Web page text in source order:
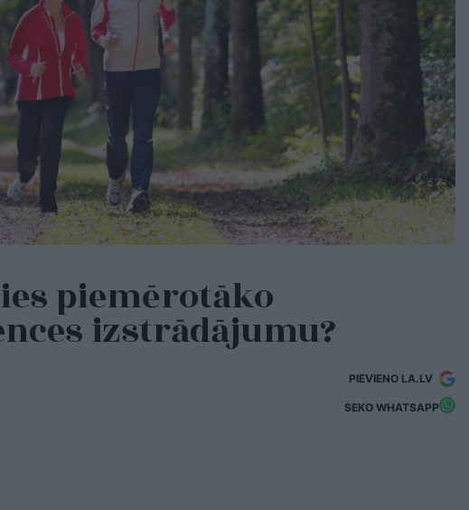
piemērotāko
izstrādājumu?
PIEVIENO LA.LV
SEKO WHATSAPP